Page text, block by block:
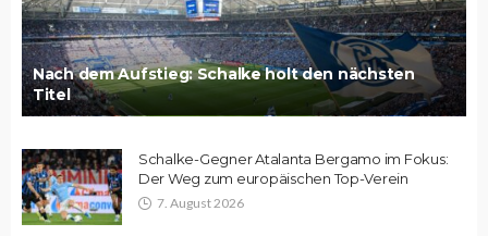
Nach dem Aufstieg: Schalke holt den nächsten
Titel
Schalke-Gegner Atalanta Bergamo im Fokus:
Der Weg zum europäischen Top-Verein
7. August 2026